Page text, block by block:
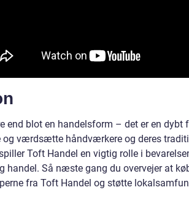
end blot en handelsform – det er en dybt
og værdsætte håndværkere og deres
Toft Handel en vigtig rolle i
handel. Så næste gang du overvejer at
fra Toft Handel og støtte